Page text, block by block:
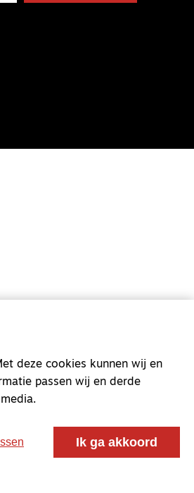
deze cookies kunnen wij en
passen wij en derde
Ik ga akkoord